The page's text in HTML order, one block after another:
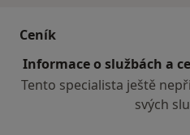
Ceník
Informace o službách a
Tento specialista ještě
svých